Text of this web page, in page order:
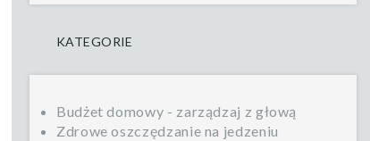
KATEGORIE
Budżet domowy - zarządzaj z głową
Zdrowe oszczędzanie na jedzeniu